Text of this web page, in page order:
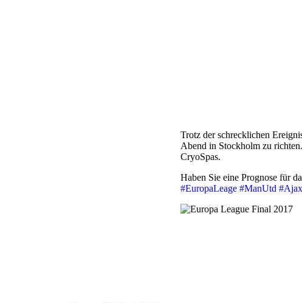
Trotz der schrecklichen
Abend in Stockholm zu
CryoSpas.
Haben Sie eine Prognose für
#EuropaLeage #ManUtd #Ajax